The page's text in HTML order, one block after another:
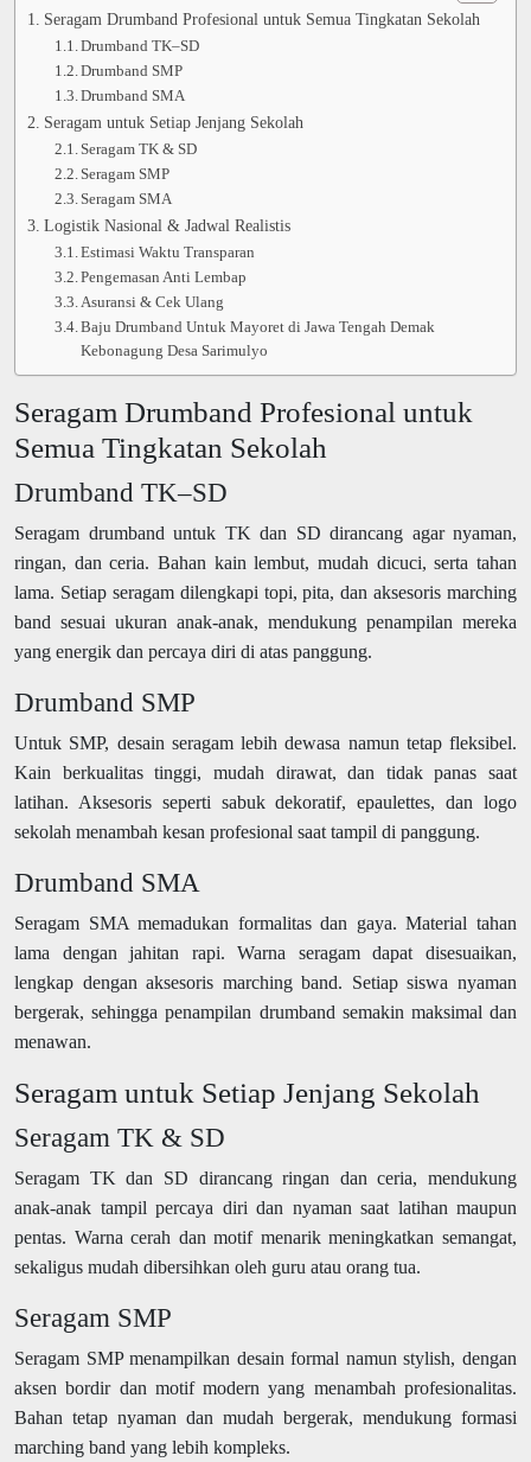
Seragam Drumband Profesional untuk Semua Tingkatan Sekolah
Drumband TK–SD
Drumband SMP
Drumband SMA
Seragam untuk Setiap Jenjang Sekolah
Seragam TK & SD
Seragam SMP
Seragam SMA
Logistik Nasional & Jadwal Realistis
Estimasi Waktu Transparan
Pengemasan Anti Lembap
Asuransi & Cek Ulang
Baju Drumband Untuk Mayoret di Jawa Tengah Demak
Kebonagung Desa Sarimulyo
Seragam Drumband Profesional untuk
Semua Tingkatan Sekolah
Drumband TK–SD
Seragam drumband untuk TK dan SD dirancang agar nyaman,
ringan, dan ceria. Bahan kain lembut, mudah dicuci, serta tahan
lama. Setiap seragam dilengkapi topi, pita, dan aksesoris marching
band sesuai ukuran anak-anak, mendukung penampilan mereka
yang energik dan percaya diri di atas panggung.
Drumband SMP
Untuk SMP, desain seragam lebih dewasa namun tetap fleksibel.
Kain berkualitas tinggi, mudah dirawat, dan tidak panas saat
latihan. Aksesoris seperti sabuk dekoratif, epaulettes, dan logo
sekolah menambah kesan profesional saat tampil di panggung.
Drumband SMA
Seragam SMA memadukan formalitas dan gaya. Material tahan
lama dengan jahitan rapi. Warna seragam dapat disesuaikan,
lengkap dengan aksesoris marching band. Setiap siswa nyaman
bergerak, sehingga penampilan drumband semakin maksimal dan
menawan.
Seragam untuk Setiap Jenjang Sekolah
Seragam TK & SD
Seragam TK dan SD dirancang ringan dan ceria, mendukung
anak-anak tampil percaya diri dan nyaman saat latihan maupun
pentas. Warna cerah dan motif menarik meningkatkan semangat,
sekaligus mudah dibersihkan oleh guru atau orang tua.
Seragam SMP
Seragam SMP menampilkan desain formal namun stylish, dengan
aksen bordir dan motif modern yang menambah profesionalitas.
Bahan tetap nyaman dan mudah bergerak, mendukung formasi
marching band yang lebih kompleks.